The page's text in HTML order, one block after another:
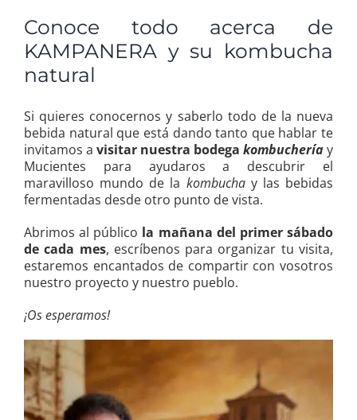
Conoce todo acerca de
KAMPANERA y su kombucha
natural
Si quieres conocernos y saberlo todo de la nueva
bebida natural que está dando tanto que hablar te
invitamos a visitar nuestra bodegakombucheríay
Mucientes para ayudaros a descubrir el
maravilloso mundo de la kombuchay las bebidas
fermentadas desde otro punto de vista.
Abrimos al público la mañana del primer sábado
de cada mes, escríbenos para organizar tu visita,
estaremos encantados de compartir con vosotros
nuestro proyecto y nuestro pueblo.
¡Os esperamos!